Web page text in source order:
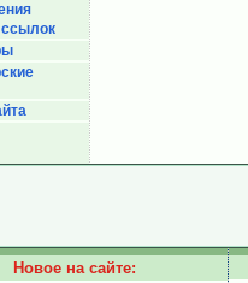
ссылок
Новое на сайте: